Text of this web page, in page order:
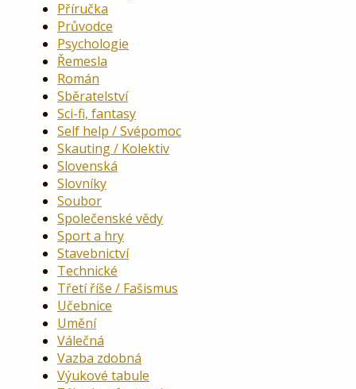
Příručka
Průvodce
Psychologie
Řemesla
Román
Sběratelství
Sci-fi, fantasy
Self help / Svépomoc
Skauting / Kolektiv
Slovenská
Slovníky
Soubor
Společenské vědy
Sport a hry
Stavebnictví
Technické
Třetí říše / Fašismus
Učebnice
Umění
Válečná
Vazba zdobná
Výukové tabule